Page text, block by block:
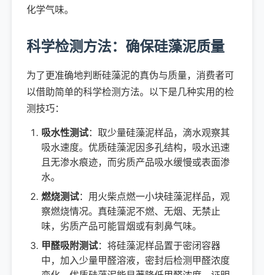
化学气味。
科学检测方法：确保硅藻泥质量
为了更准确地判断硅藻泥的真伪与质量，消费者可
以借助简单的科学检测方法。以下是几种实用的检
测技巧：
吸水性测试：取少量硅藻泥样品，滴水观察其
吸水速度。优质硅藻泥因多孔结构，吸水迅速
且无渗水痕迹，而劣质产品吸水缓慢或表面渗
水。
燃烧测试：用火柴点燃一小块硅藻泥样品，观
察燃烧情况。真硅藻泥不燃、无烟、无禁止
味，劣质产品可能冒烟或有刺鼻气味。
甲醛吸附测试：将硅藻泥样品置于密闭容器
中，加入少量甲醛溶液，密封后检测甲醛浓度